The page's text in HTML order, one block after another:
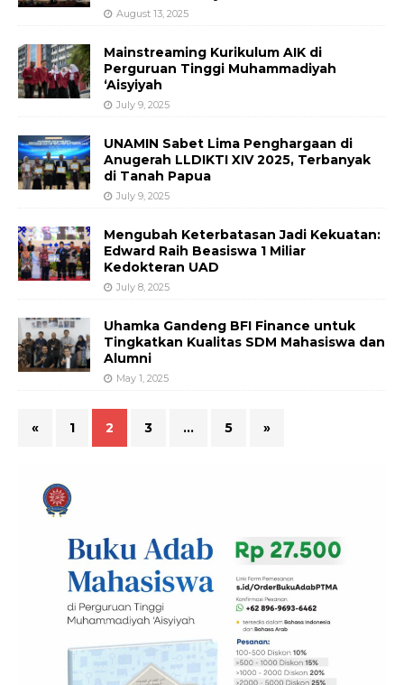
August 13, 2025
Mainstreaming Kurikulum AIK di
Perguruan Tinggi Muhammadiyah
‘Aisyiyah
July 9, 2025
UNAMIN Sabet Lima Penghargaan di
Anugerah LLDIKTI XIV 2025, Terbanyak
di Tanah Papua
July 9, 2025
Mengubah Keterbatasan Jadi Kekuatan:
Edward Raih Beasiswa 1 Miliar
Kedokteran UAD
July 8, 2025
Uhamka Gandeng BFI Finance untuk
Tingkatkan Kualitas SDM Mahasiswa dan
Alumni
May 1, 2025
« 1 2 3 … 5 »